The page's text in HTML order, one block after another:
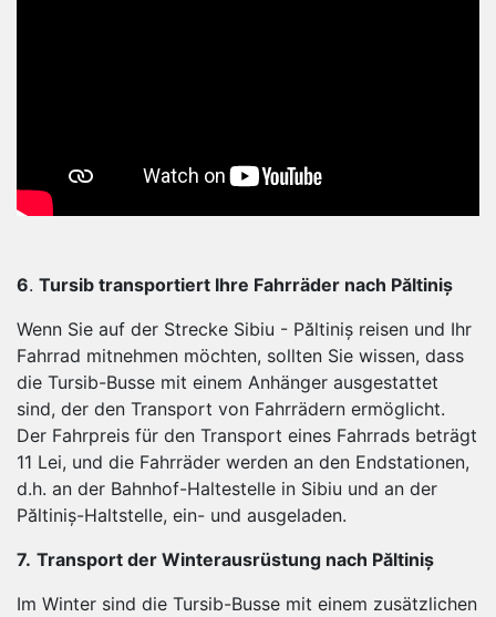
6. Tursib transportiert Ihre Fahrräder nach Păltiniș
Wenn Sie auf der Strecke Sibiu - Păltiniș reisen und Ihr
Fahrrad mitnehmen möchten, sollten Sie wissen, dass
die Tursib-Busse mit einem Anhänger ausgestattet
sind, der den Transport von Fahrrädern ermöglicht.
Der Fahrpreis für den Transport eines Fahrrads beträgt
11 Lei, und die Fahrräder werden an den Endstationen,
d.h. an der Bahnhof-Haltestelle in Sibiu und an der
Păltiniș-Haltstelle, ein- und ausgeladen.
7. Transport der Winterausrüstung nach Păltiniș
Im Winter sind die Tursib-Busse mit einem zusätzlichen